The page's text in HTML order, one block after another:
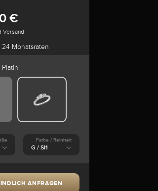
€
Versand
Monatsraten
Farbe / Reinheit
ANFRAGEN